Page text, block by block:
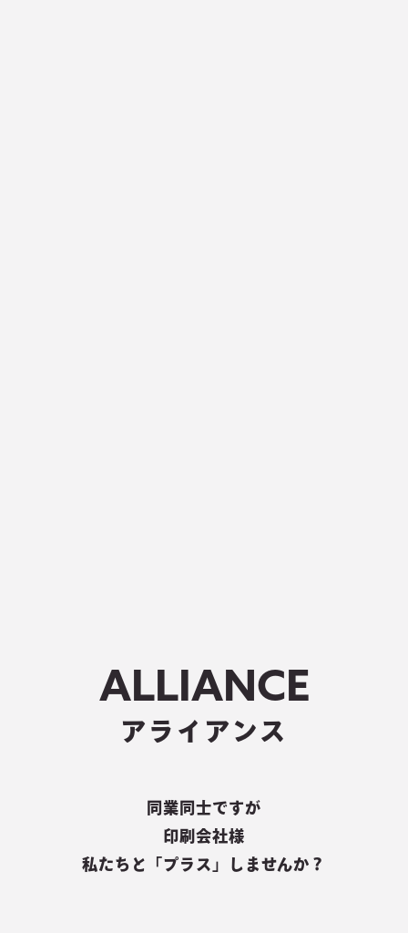
ALLIANCE
アライアンス
同業同士ですが
印刷会社様
私たちと「プラス」しませんか？